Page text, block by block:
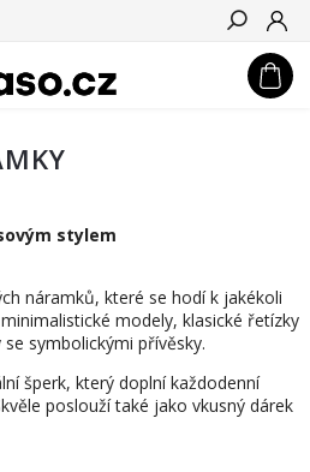
Hledat
stylem
náramků, které se hodí k jakékoli
modely, klasické řetízky
symbolickými přívěsky.
šperk, který doplní každodenní
poslouží také jako vkusný dárek